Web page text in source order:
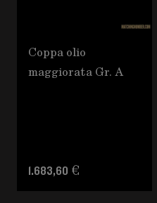
Coppa olio
maggiorata Gr. A
1.683,60 €